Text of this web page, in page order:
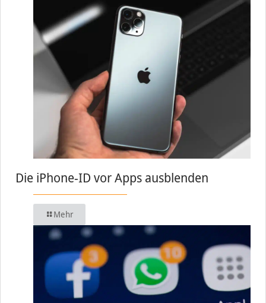
Die iPhone-ID vor Apps ausblenden
Mehr